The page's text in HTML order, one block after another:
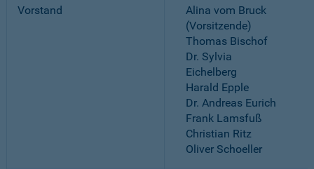
Vorstand
Alina vom Bruck
(Vorsitzende)
Thomas Bischof
Dr. Sylvia
Eichelberg
Harald Epple
Dr. Andreas Eurich
Frank Lamsfuß
Christian Ritz
Oliver Schoeller